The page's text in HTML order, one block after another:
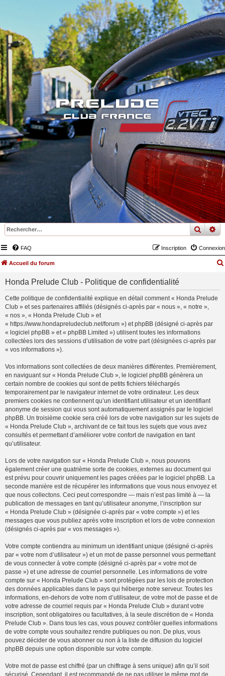
FAQ Connexion
Inscription
Accueil du forum
Honda Prelude Club - Politique de confidentialité
Cette politique de confidentialité explique en détail comment « Honda Prelude
Club » et ses partenaires affiliés (désignés ci-après par « nous », « notre »,
« nos », « Honda Prelude Club » et
« https://www.hondapreludeclub.net/forum ») et phpBB (désigné ci-après par
« logiciel phpBB » et « phpBB Limited ») utilisent toutes les informations
collectées lors des sessions d’utilisation de votre part (désignées ci-après par
« vos informations »).
Vos informations sont collectées de deux manières différentes. Premièrement,
en naviguant sur « Honda Prelude Club », le logiciel phpBB génèrera un
certain nombre de cookies qui sont de petits fichiers téléchargés
temporairement par le navigateur internet de votre ordinateur. Les deux
premiers cookies ne contiennent qu’un identifiant utilisateur et un identifiant
anonyme de session qui vous sont automatiquement assignés par le logiciel
phpBB. Un troisième cookie sera créé lors de votre navigation sur les sujets de
« Honda Prelude Club », archivant de ce fait tous les sujets que vous avez
consultés et permettant d’améliorer votre confort de navigation en tant
qu’utilisateur.
Lors de votre navigation sur « Honda Prelude Club », nous pouvons
également créer une quatrième sorte de cookies, externes au document qui
est prévu pour couvrir uniquement les pages créées par le logiciel phpBB. La
seconde manière est de récupérer les informations que vous nous envoyez et
que nous collectons. Ceci peut correspondre — mais n’est pas limité à — la
publication de messages en tant qu’utilisateur anonyme, l’inscription sur
« Honda Prelude Club » (désignée ci-après par « votre compte ») et les
messages que vous publiez après votre inscription et lors de votre connexion
(désignés ci-après par « vos messages »).
Votre compte contiendra au minimum un identifiant unique (désigné ci-après
par « votre nom d’utilisateur ») et un mot de passe personnel vous permettant
de vous connecter à votre compte (désigné ci-après par « votre mot de
passe ») et une adresse de courriel personnelle. Les informations de votre
compte sur « Honda Prelude Club » sont protégées par les lois de protection
des données applicables dans le pays qui héberge notre serveur. Toutes les
informations, en-dehors de votre nom d’utilisateur, de votre mot de passe et de
votre adresse de courriel requis par « Honda Prelude Club » durant votre
inscription, sont obligatoires ou facultatives, à la seule discrétion de « Honda
Prelude Club ». Dans tous les cas, vous pouvez contrôler quelles informations
de votre compte vous souhaitez rendre publiques ou non. De plus, vous
pouvez décider de vous abonner ou non à la liste de diffusion du logiciel
phpBB depuis une option disponible sur votre compte.
Votre mot de passe est chiffré (par un chiffrage à sens unique) afin qu’il soit
sécurisé. Cependant, il est recommandé de ne pas utiliser le même mot de